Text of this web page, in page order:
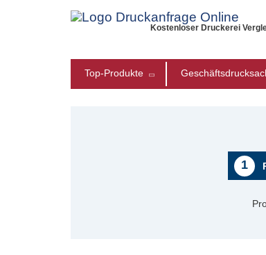
Kostenloser Druckerei
Top-Produkte
1